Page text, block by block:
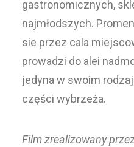
gastronomicznych,
najmłodszych.
sie przez cala
prowadzi do alei
jedyna w swoim
części wybrzeża.
Film zrealizowany